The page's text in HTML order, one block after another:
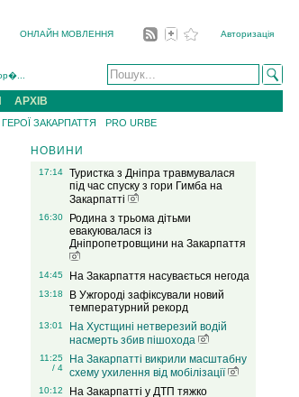
ОНЛАЙН МОВЛЕННЯ Авторизація
АРХІВ
ГЕРОЇ ЗАКАРПАТТЯ PRO URBE
НОВИНИ
17:14
Туристка з Дніпра травмувалася
під час спуску з гори Гимба на
Закарпатті
16:30
Родина з трьома дітьми
евакуювалася із
Дніпропетровщини на Закарпаття
14:45 На Закарпаття насувається негода
13:18
В Ужгороді зафіксували новий
температурний рекорд
13:01
На Хустщині нетверезий водій
насмерть збив пішохода
11:25
/ 4
На Закарпатті викрили масштабну
схему ухилення від мобілізації
10:12
На Закарпатті у ДТП тяжко